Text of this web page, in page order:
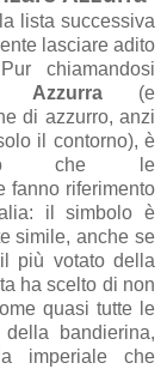
lista successiva
lasciare adito
chiamandosi
Azzurra (e
di azzurro, anzi
il contorno), è
che le
fanno riferimento
il simbolo è
simile, anche se
più votato della
ha scelto di non
quasi tutte le
bandierina,
imperiale che